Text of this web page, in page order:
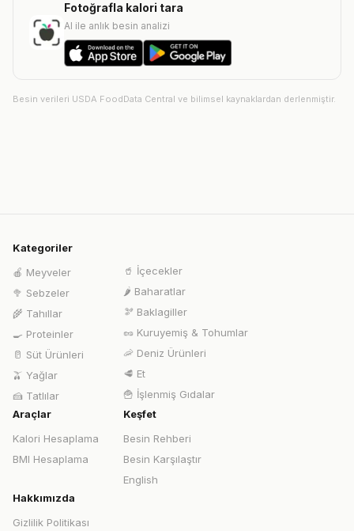
Fotoğrafla kalori tara
AI ile anlık besin analizi
Besin verileri USDA FoodData Central ve bilimsel kaynaklardan derlenmiştir.
Kategoriler
🍎 Meyveler
🥦 Sebzeler
🌾 Tahıllar
🍳 Proteinler
🥛 Süt Ürünleri
🫒 Yağlar
🍰 Tatlılar
🥤 İçecekler
🌶️ Baharatlar
🫘 Baklagiller
🥜 Kuruyemiş & Tohumlar
🦐 Deniz Ürünleri
🥩 Et
🍟 İşlenmiş Gıdalar
Araçlar
Kalori Hesaplama
BMI Hesaplama
Keşfet
Besin Rehberi
Besin Karşılaştır
English
Hakkımızda
Gizlilik Politikası